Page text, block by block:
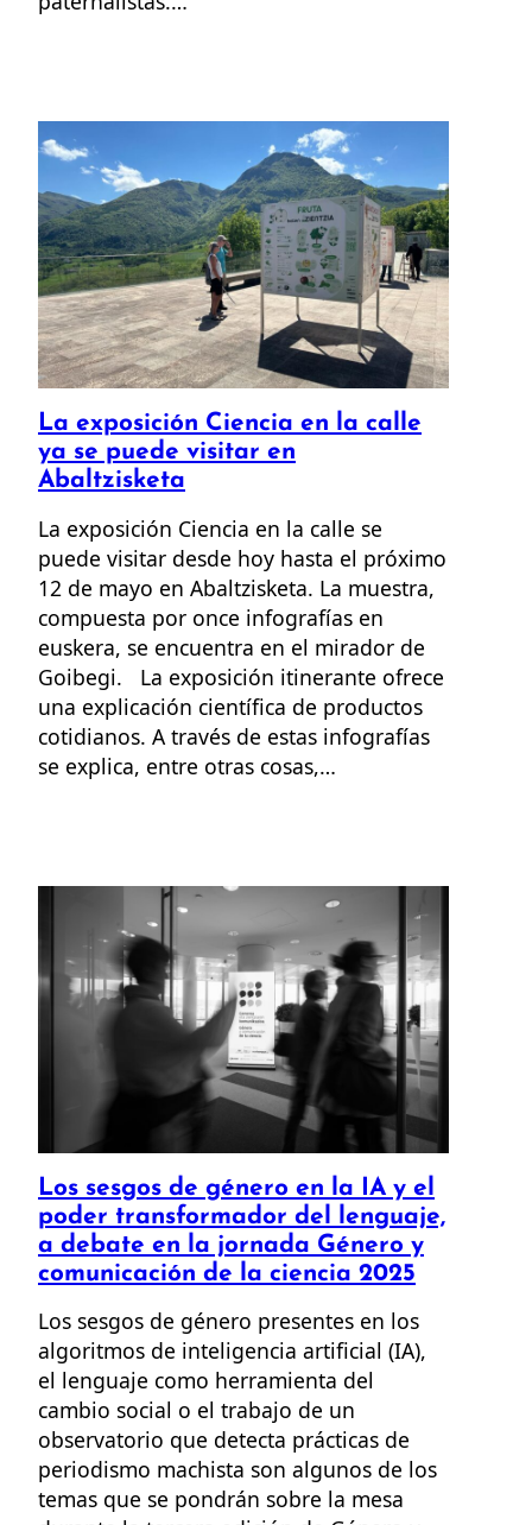
La exposición Ciencia en la calle
ya se puede visitar en
Abaltzisketa
La exposición Ciencia en la calle se
puede visitar desde hoy hasta el próximo
12 de mayo en Abaltzisketa. La muestra,
compuesta por once infografías en
euskera, se encuentra en el mirador de
Goibegi. La exposición itinerante ofrece
una explicación científica de productos
cotidianos. A través de estas infografías
se explica, entre otras cosas,…
Los sesgos de género en la IA y el
poder transformador del lenguaje,
a debate en la jornada Género y
comunicación de la ciencia 2025
Los sesgos de género presentes en los
algoritmos de inteligencia artificial (IA),
el lenguaje como herramienta del
cambio social o el trabajo de un
observatorio que detecta prácticas de
periodismo machista son algunos de los
temas que se pondrán sobre la mesa